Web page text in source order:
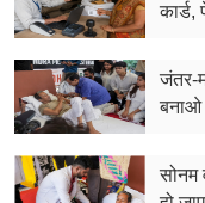
जंतर-
बनाओ
सोनम